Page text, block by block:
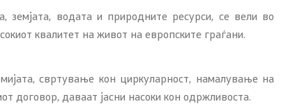
водата и природните ресурси, се вели во
квалитет на живот на европските граѓани.
свртување кон циркуларност, намалување на
договор, даваат јасни насоки кон одржливоста.